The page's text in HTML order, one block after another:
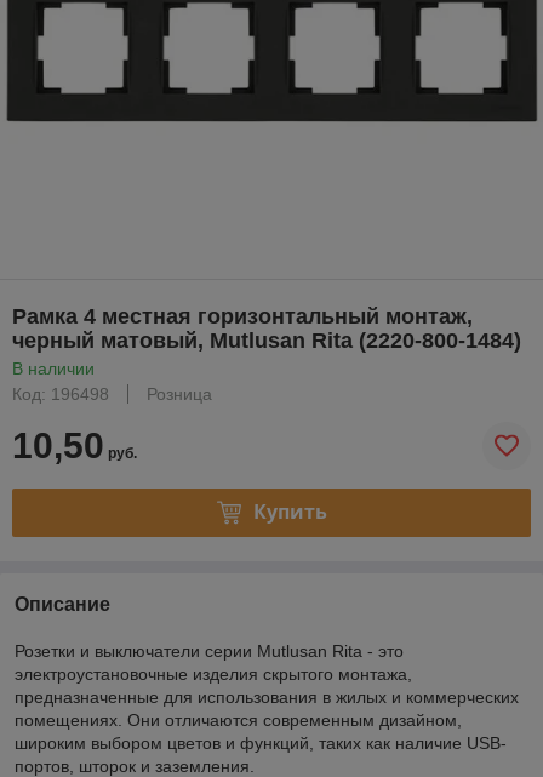
Рамка 4 местная горизонтальный монтаж,
черный матовый, Mutlusan Rita (2220-800-1484)
В наличии
Код: 196498
Розница
10,50 руб.
Купить
Описание
Розетки и выключатели серии Mutlusan Rita - это
электроустановочные изделия скрытого монтажа,
предназначенные для использования в жилых и коммерческих
помещениях. Они отличаются современным дизайном,
широким выбором цветов и функций, таких как наличие USB-
портов, шторок и заземления.